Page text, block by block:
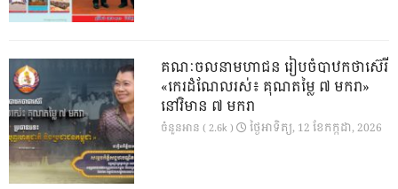
គណៈចលនាមហាជន រៀបចំបាឋកថាស៊េរី
«កេរដំណែលរស់៖ គុណតម្លៃ ៧ មករា»
នៅវិមាន ៧ មករា
ចំនួនអាន ( 2.6k ) ថ្ងៃ​អាទិត្យ, 12 ខែ​កក្កដា, 2026